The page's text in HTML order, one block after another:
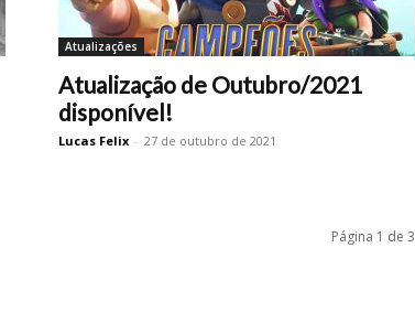
Atualizações
Atualização de Outubro/2021
disponível!
Lucas Felix - 27 de outubro de 2021
Página 1 de 3